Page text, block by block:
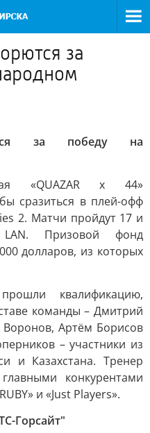
за
за победу на
«QUAZAR x 44»
сразиться в плей-офф
2. Матчи пройдут 17 и
Призовой фонд
долларов, из которых
квалификацию,
команды – Дмитрий
Артём Борисов
– участники из
и Казахстана. Тренер
конкурентами
и «Just Players».
Горсайт"